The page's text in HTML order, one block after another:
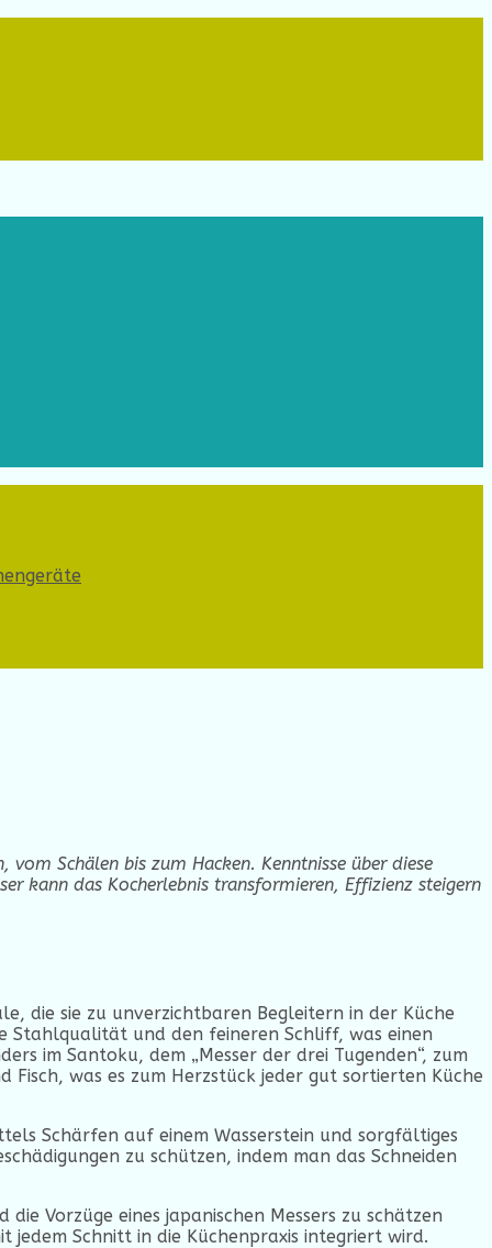
Schälen bis zum Hacken. Kenntnisse über diese
kann das Kocherlebnis transformieren, Effizienz steigern
die sie zu unverzichtbaren Begleitern in der Küche
Stahlqualität und den feineren Schliff, was einen
im Santoku, dem „Messer der drei Tugenden“, zum
Fisch, was es zum Herzstück jeder gut sortierten Küche
Schärfen auf einem Wasserstein und sorgfältiges
zu schützen, indem man das Schneiden
Vorzüge eines japanischen Messers zu schätzen
jedem Schnitt in die Küchenpraxis integriert wird.